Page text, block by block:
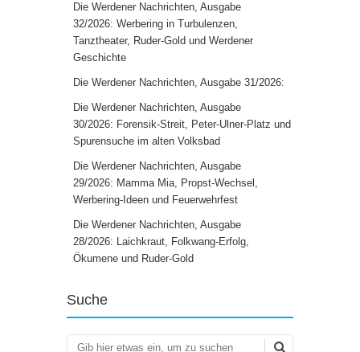
Die Werdener Nachrichten, Ausgabe
32/2026: Werbering in Turbulenzen,
Tanztheater, Ruder-Gold und Werdener
Geschichte
Die Werdener Nachrichten, Ausgabe 31/2026:
Die Werdener Nachrichten, Ausgabe
30/2026: Forensik-Streit, Peter-Ulner-Platz und
Spurensuche im alten Volksbad
Die Werdener Nachrichten, Ausgabe
29/2026: Mamma Mia, Propst-Wechsel,
Werbering-Ideen und Feuerwehrfest
Die Werdener Nachrichten, Ausgabe
28/2026: Laichkraut, Folkwang-Erfolg,
Ökumene und Ruder-Gold
Suche
Suchen